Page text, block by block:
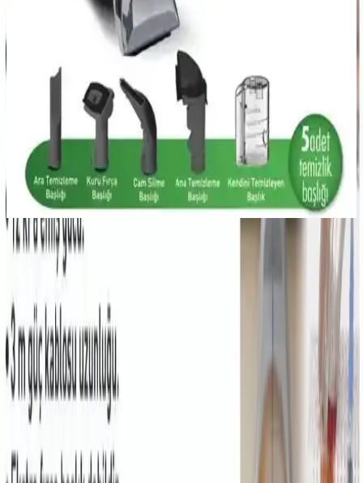
Tesla Turbo Emici Başlık ile Ev Temizliğinde Yüksek
Performans ve Çok Yönlü Kullanım
Tesla Turbo Emici Başlık, halı ve sert zeminlerde üstün temizlik
sağlayan yüksek performanslı bir aksesuar olup, kullanıcıların
temizlik deneyimini hızlandırır ve kolaylaştırır.
Ev Temizliğinde Etkili Kiwi ve Yui Yıkama Makinesi
Karşılaştırması
Kiwi KCC-4323 ve Yui XV12 Pro Max makineleri, ev temizliğinde
hijyen ve derinlemesine temizlik sunar. Bu karşılaştırma,
kullanıcıların ihtiyaçlarına en uygun seçimi yapmasına yardımcı olur.
Temizlik Özellikleri ve Performansı
Güç ve Emiş Gücü
Bu model, 12.000 Pa emiş gücüyle güçlü vakumlama sağlar. Çekim
performansı, kullanıcılardan alınan olumlu geri bildirimlerle
kanıtlanmıştır. Özellikle, kirli su tankının 1.2 litre kapasitesi, hijyenik
temizlik ve pratiklik açısından avantaj sağlar. Gelişmiş vakumlama
sistemi sayesinde, zemindeki ve yüzeylerdeki kir ve lekeleri etkin
şekilde çıkarır.
Çok Yönlü Kullanım
Farklı yüzeylerde kullanılabilen bu cihaz, halı, koltuk ve diğer
döşemeler üzerinde derinlemesine temizlik yapma imkanı sunar. Halı
başlığı geniş ve kullanışlıdır; ancak, bazı kullanıcılar başlığın küçük